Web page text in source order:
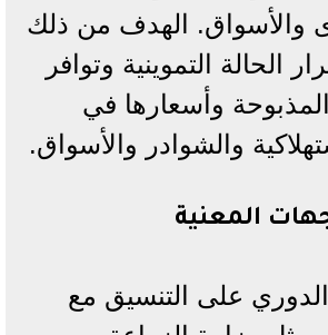
والأسواق. الهدف من ذلك
الحالة التموينية وتوافر
وأسعارها في
والشوادر والأسواق.
المعنية
على التنسيق مع